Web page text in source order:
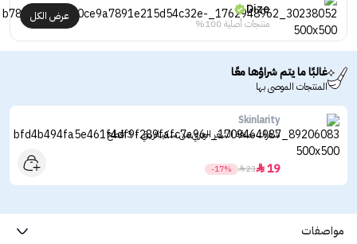
Dize
منتجات أصلية 100%
عرض الكل
غالبًا ما يتم شراؤها معًا
المنتجات الموصى بها
Skinlarity
شفرات حلاقة الشعر الوبري من سكينلاريتي - 3 قطع
19

23

-17%
مواصفات